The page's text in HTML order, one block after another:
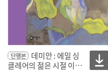
단행본
데미안 : 에밀 싱
클레어의 젊은 시절 이야